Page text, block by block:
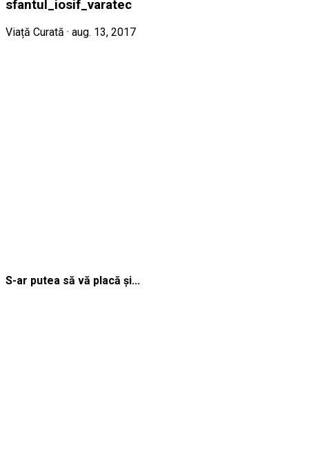
sfantul_iosif_varatec
Viață Curată · aug. 13, 2017
S-ar putea să vă placă și...